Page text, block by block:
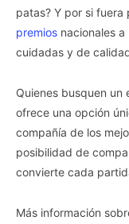
patas? Y por si fuera
premios nacionales
cuidadas y de
Quienes busquen un
ofrece una opción
compañía de los
posibilidad de
convierte cada
Más información